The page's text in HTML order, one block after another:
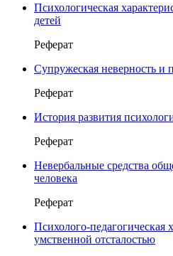
Психологическая
детей
Реферат
Супружеская неверность и
Реферат
История развития
Реферат
Невербальные средства
человека
Реферат
Психолого-педагогическая
умственной отсталостью